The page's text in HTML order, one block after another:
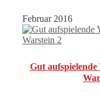
Februar 2016
Gut